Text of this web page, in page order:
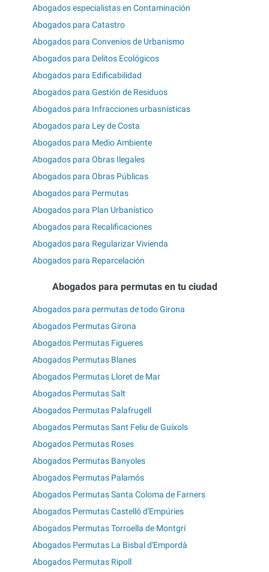
Abogados especialistas en Contaminación
Abogados para Catastro
Abogados para Convenios de Urbanismo
Abogados para Delitos Ecológicos
Abogados para Edificabilidad
Abogados para Gestión de Residuos
Abogados para Infracciones urbasnísticas
Abogados para Ley de Costa
Abogados para Medio Ambiente
Abogados para Obras Ilegales
Abogados para Obras Públicas
Abogados para Permutas
Abogados para Plan Urbanístico
Abogados para Recalificaciones
Abogados para Regularizar Vivienda
Abogados para Reparcelación
Abogados para permutas en tu ciudad
Abogados para permutas de todo Girona
Abogados Permutas Girona
Abogados Permutas Figueres
Abogados Permutas Blanes
Abogados Permutas Lloret de Mar
Abogados Permutas Salt
Abogados Permutas Palafrugell
Abogados Permutas Sant Feliu de Guíxols
Abogados Permutas Roses
Abogados Permutas Banyoles
Abogados Permutas Palamós
Abogados Permutas Santa Coloma de Farners
Abogados Permutas Castelló d'Empúries
Abogados Permutas Torroella de Montgrí
Abogados Permutas La Bisbal d'Empordà
Abogados Permutas Ripoll